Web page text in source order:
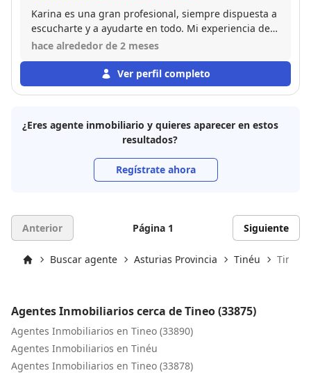
Karina es una gran profesional, siempre dispuesta a
escucharte y a ayudarte en todo. Mi experiencia de
venta de piso con ella ha sido excelente. Altamente
hace alrededor de 2 meses
Ver perfil completo
¿Eres agente inmobiliario y quieres aparecer en estos
resultados?
Regístrate ahora
Anterior Página 1 Siguiente
Buscar agente Asturias Provincia Tinéu Tineo
Agentes Inmobiliarios cerca de Tineo (33875)
Agentes Inmobiliarios en Tineo (33890)
Agentes Inmobiliarios en Tinéu
Agentes Inmobiliarios en Tineo (33878)